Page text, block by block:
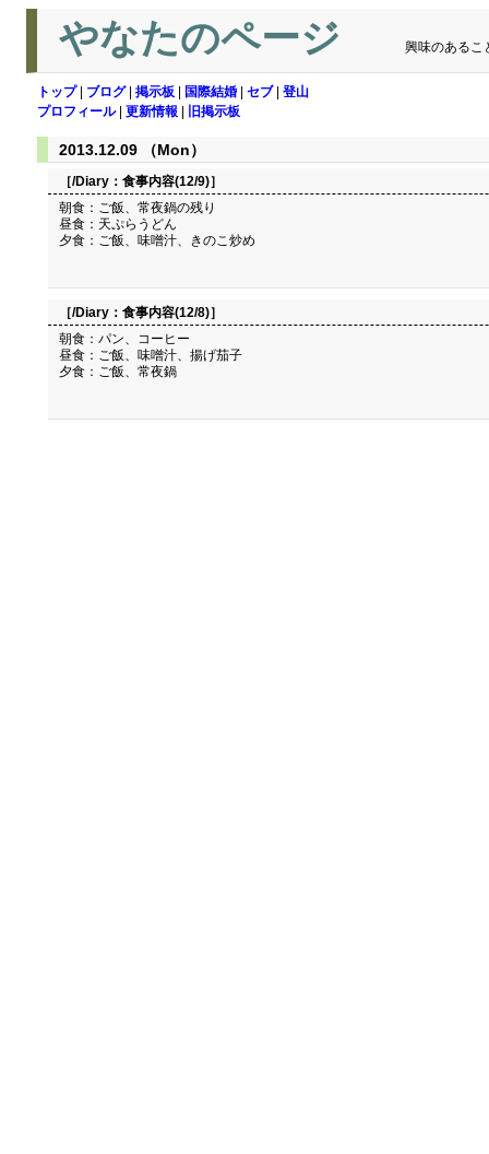
やなたのページ 興味のあるこ
トップ| ブログ| 掲示板 国際結婚 セブ| 登山
プロフィール| 更新情報 旧掲示板
2013.12.09 （Mon）
［/Diary： 食事内容(12/9)］
朝食：ご飯、常夜鍋の残り
昼食：天ぷらうどん
夕食：ご飯、味噌汁、きのこ炒め
［/Diary： 食事内容(12/8)］
朝食：パン、コーヒー
昼食：ご飯、味噌汁、揚げ茄子
夕食：ご飯、常夜鍋